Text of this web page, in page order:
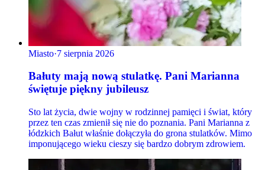
Miasto·7 sierpnia 2026
Bałuty mają nową stulatkę. Pani Marianna
świętuje piękny jubileusz
Sto lat życia, dwie wojny w rodzinnej pamięci i świat, który
przez ten czas zmienił się nie do poznania. Pani Marianna z
łódzkich Bałut właśnie dołączyła do grona stulatków. Mimo
imponującego wieku cieszy się bardzo dobrym zdrowiem.